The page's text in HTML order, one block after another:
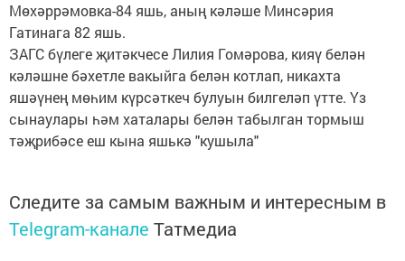
Мөхәррәмовка-84 яшь, аның кәләше Минсәрия
Гатинага 82 яшь.
ЗАГС бүлеге җитәкчесе Лилия Гомәрова, кияү белән
кәләшне бәхетле вакыйга белән котлап, никахта
яшәүнең мөһим күрсәткеч булуын билгеләп үтте. Үз
сынаулары һәм хаталары белән табылган тормыш
тәҗрибәсе еш кына яшькә "кушыла"
Следите за самым важным и интересным в
Telegram-канале Татмедиа